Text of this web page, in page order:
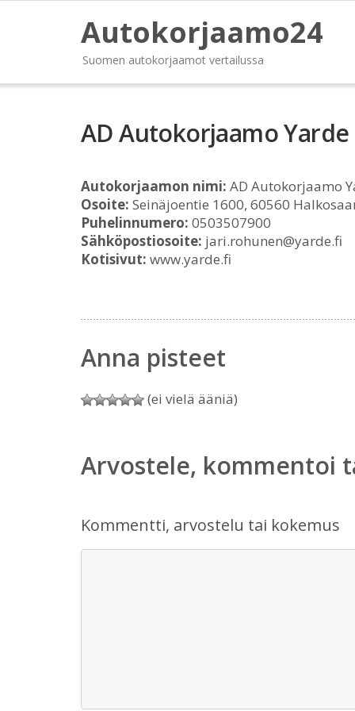
Autokorjaamo24
Suomen autokorjaamot vertailussa
AD Autokorjaamo Yarde
Autokorjaamon nimi: AD Autokorjaamo
Osoite: Seinäjoentie 1600, 60560
Puhelinnumero: 0503507900
Sähköpostiosoite: jari.rohunen@yarde.fi
Kotisivut: www.yarde.fi
Anna pisteet
(ei vielä ääniä)
Arvostele, kommentoi
Kommentti, arvostelu tai kokemus